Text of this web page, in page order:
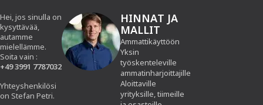
Hei, jos sinulla on
kysyttävää,
autamme
mielellämme.
Soita vain :
+49 3991 7787032
Yhteyshenkilösi
on Stefan Petri.
HINNAT JA
MALLIT
Ammattikäyttöön
Yksin
työskenteleville
ammatinharjoittajille
Aloittaville
yrityksille, tiimeille